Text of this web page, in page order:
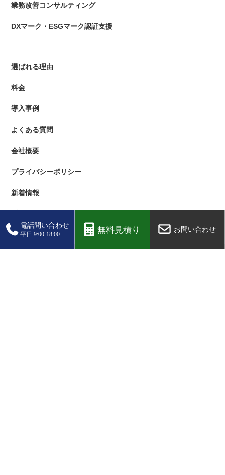
業務改善コンサルティング
DXマーク・ESGマーク認証支援
選ばれる理由
料金
導入事例
よくある質問
会社概要
プライバシーポリシー
新着情報